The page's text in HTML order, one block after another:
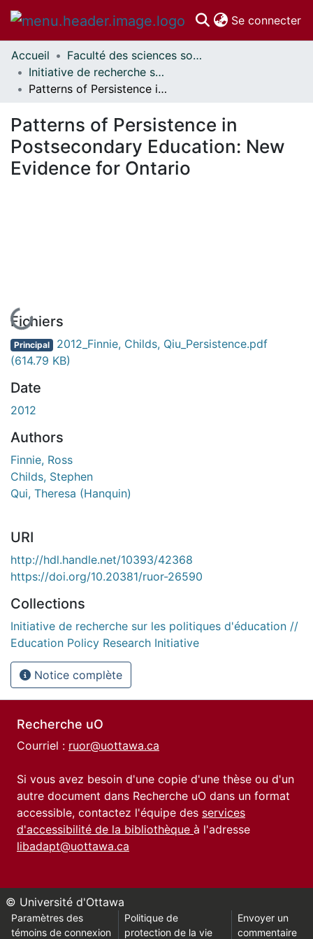
Se connecter
Communautés
et collections
Parcourir
À propos
Accueil
Faculté des sciences sociales // Faculty of Social Sciences
Initiative de recherche sur les politiques d'éducation // Education Policy Research Initiative
Patterns of Persistence in Postsecondary Education: New Evidence for Ontario
Patterns of Persistence in
Postsecondary Education: New
Evidence for Ontario
En cours de chargement...
Fichiers
Principal 2012_Finnie, Childs, Qiu_Persistence.pdf
(614.79 KB)
Date
2012
Authors
Finnie, Ross
Childs, Stephen
Qui, Theresa (Hanquin)
URI
http://hdl.handle.net/10393/42368
https://doi.org/10.20381/ruor-26590
Collections
Initiative de recherche sur les politiques d'éducation //
Education Policy Research Initiative
Notice complète
Recherche uO
Courriel : ruor@uottawa.ca
Si vous avez besoin d'une copie d'une thèse ou d'un
autre document dans Recherche uO dans un format
accessible, contactez l'équipe des services
d'accessibilité de la bibliothèque à l'adresse
libadapt@uottawa.ca
© Université d'Ottawa
Paramètres des
témoins de connexion
Politique de
protection de la vie
Envoyer un
commentaire